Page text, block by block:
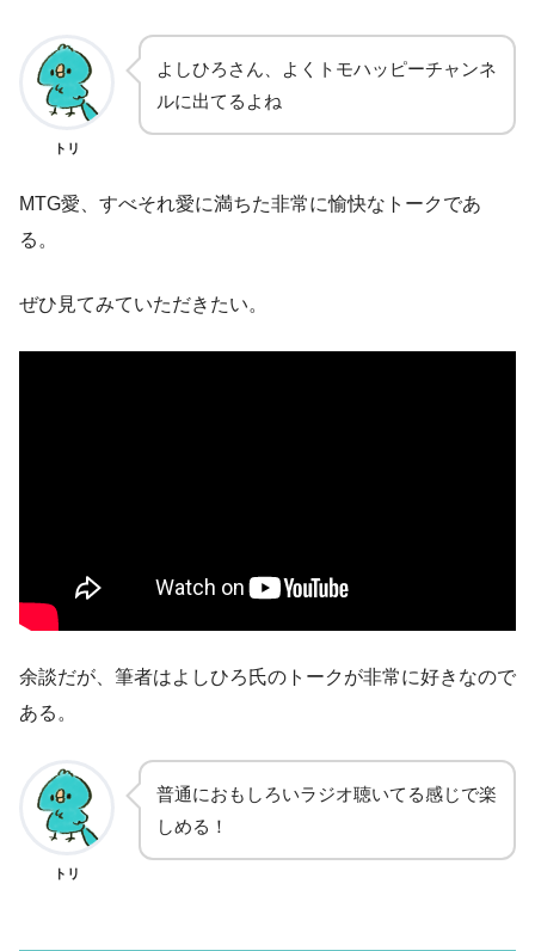
トリ
よしひろさん、よくトモハッピーチャンネ
ルに出てるよね
MTG愛、すべそれ愛に満ちた非常に愉快なトークであ
る。
ぜひ見てみていただきたい。
余談だが、筆者はよしひろ氏のトークが非常に好きなので
ある。
トリ
普通におもしろいラジオ聴いてる感じで楽
しめる！